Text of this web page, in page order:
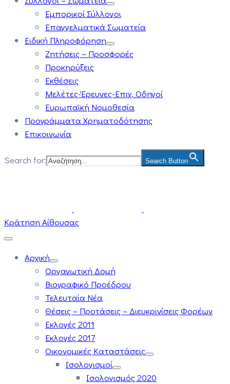
Εμπορικοί Σύλλογοι
Επαγγελματικά Σωματεία
Ειδική Πληροφόρηση
Ζητήσεις – Προσφορές
Προκηρύξεις
Εκθέσεις
Μελέτες-Έρευνες-Επιχ. Οδηγοί
Ευρωπαϊκή Νομοθεσία
Προγράμματα Χρηματοδότησης
Επικοινωνία
Search for: Search Button
Κράτηση Αίθουσας
Αρχική
Οργανωτική Δομή
Βιογραφικό Προέδρου
Τελευταία Νέα
Θέσεις – Προτάσεις – Διευκρινίσεις Φορέων
Εκλογές 2011
Εκλογές 2017
Οικονομικές Καταστάσεις
Ισολογισμοί
Ισολογισμός 2020